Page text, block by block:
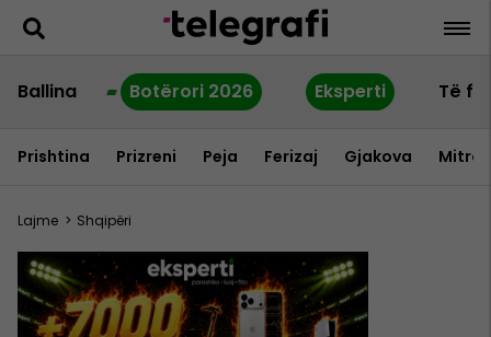
Ballina Botërori 2026 Eksperti Të
Prishtina Prizreni Peja Ferizaj Gjakova
Lajme > Shqipëri